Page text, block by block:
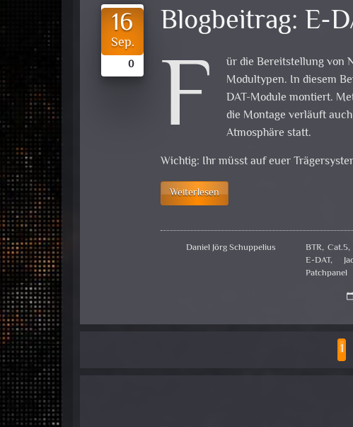
16
Sep.
0
Blogbeitrag: E-
F
ür die Bereitstellung von
Modultypen. In diesem
DAT-Module montiert.
die Montage verläuft
Atmosphäre statt.
Wichtig: Ihr müsst auf euer
Weiterlesen
Daniel Jörg Schuppelius BTR,Cat.5
E-DAT,
Patchpanel
calendar_today
1